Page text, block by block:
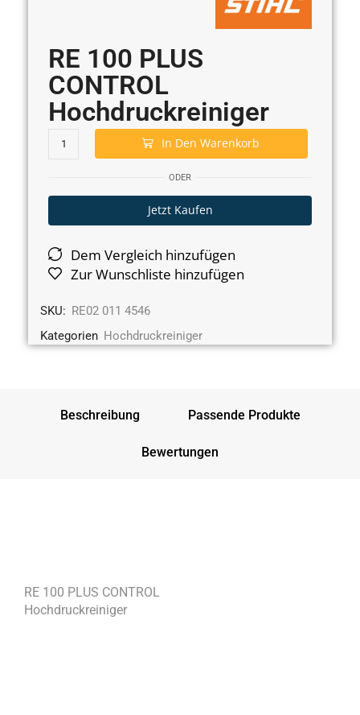
RE 100 PLUS
CONTROL
Hochdruckreiniger
In Den Warenkorb
ODER
Jetzt Kaufen
Dem Vergleich hinzufügen
Zur Wunschliste hinzufügen
SKU: RE02 011 4546
Kategorien Hochdruckreiniger
Beschreibung Passende Produkte
Bewertungen
RE 100 PLUS CONTROL
Hochdruckreiniger